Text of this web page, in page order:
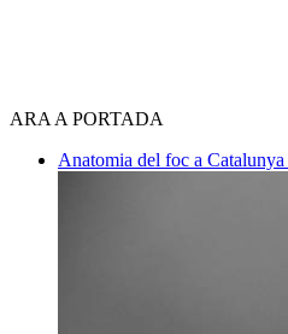
ARA A PORTADA
Anatomia del foc a Catalunya